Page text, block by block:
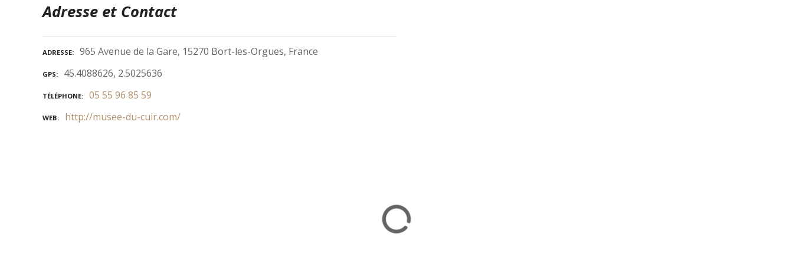
Adresse et Contact
ADRESSE 965 Avenue de la Gare, 15270 Bort-les-Orgues, France
GPS 45.4088626, 2.5025636
TÉLÉPHONE 05 55 96 85 59
WEB http://musee-du-cuir.com/